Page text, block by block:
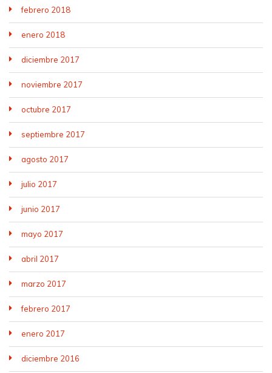
febrero 2018
enero 2018
diciembre 2017
noviembre 2017
octubre 2017
septiembre 2017
agosto 2017
julio 2017
junio 2017
mayo 2017
abril 2017
marzo 2017
febrero 2017
enero 2017
diciembre 2016